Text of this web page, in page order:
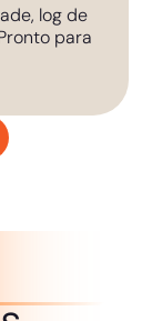
log de
para